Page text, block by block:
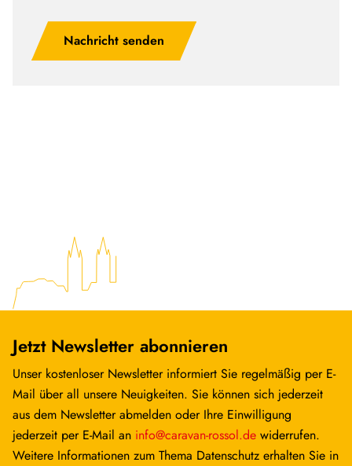
Nachricht senden
Jetzt Newsletter abonnieren
Unser kostenloser Newsletter informiert Sie regelmäßig per E-
Mail über all unsere Neuigkeiten. Sie können sich jederzeit
aus dem Newsletter abmelden oder Ihre Einwilligung
jederzeit per E-Mail an info@caravan-rossol.de widerrufen.
Weitere Informationen zum Thema Datenschutz erhalten Sie in